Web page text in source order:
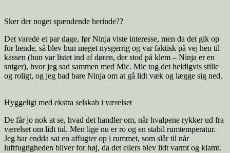
Sker der noget spændende herinde??
Det varede et par dage, før Ninja viste interesse, men da det gik op
for hende, så blev hun meget nysgerrig og var faktisk på vej hen til
kassen (hun var listet ind af døren, der stod på klem – Ninja er en
sniger), hvor jeg sad sammen med Mic. Mic tog det heldigvis stille
og roligt, og jeg bad bare Ninja om at gå lidt væk og lægge sig ned.
Hyggeligt med ekstra selskab i værelset
De får jo nok at se, hvad det handler om, når hvalpene rykker ud fra
værelset om lidt tid. Men lige nu er ro og en stabil rumtemperatur.
Jeg har endda sat en affugter op i rummet, som slår til når
luftfugtigheden bliver for høj, da det ellers blev lidt varmt og klamt.